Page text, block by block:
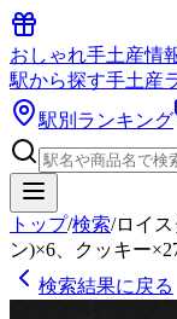
おしゃれ手土産情
駅から探す手土産
駅別ランキング
トップ/検索/ロイ
ン)×6、クッキー
検索結果に戻る